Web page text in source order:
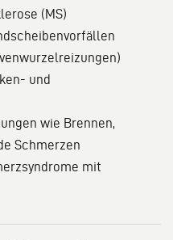
(MS)
und
wie Brennen,
Schmerzen
mit